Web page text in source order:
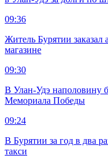
09:36
Житель Бурятии заказал
магазине
09:30
В Улан-Удэ наполовину
Мемориала Победы
09:24
В Бурятии за год в два
такси